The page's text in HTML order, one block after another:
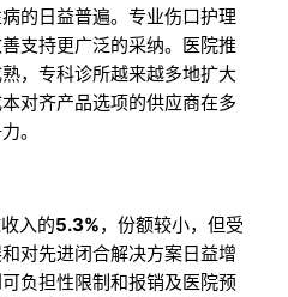
的日益普遍。专业伤口护理
支持更广泛的采纳。医院推
，专科诊所越来越多地扩大
对齐产品选项的供应商在多
。
入的5.3%，份额较小，但受
对先进闭合解决方案日益增
负担性限制和报销及医院预